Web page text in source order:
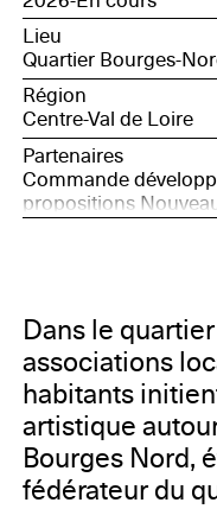
Lieu
Quartier Bourges-
Région
Centre-Val de Loire
Partenaires
Commande
propositions
de Loire, avec le
Dans le
associations
habitants
artistique
Bourges Nord,
fédérateur du